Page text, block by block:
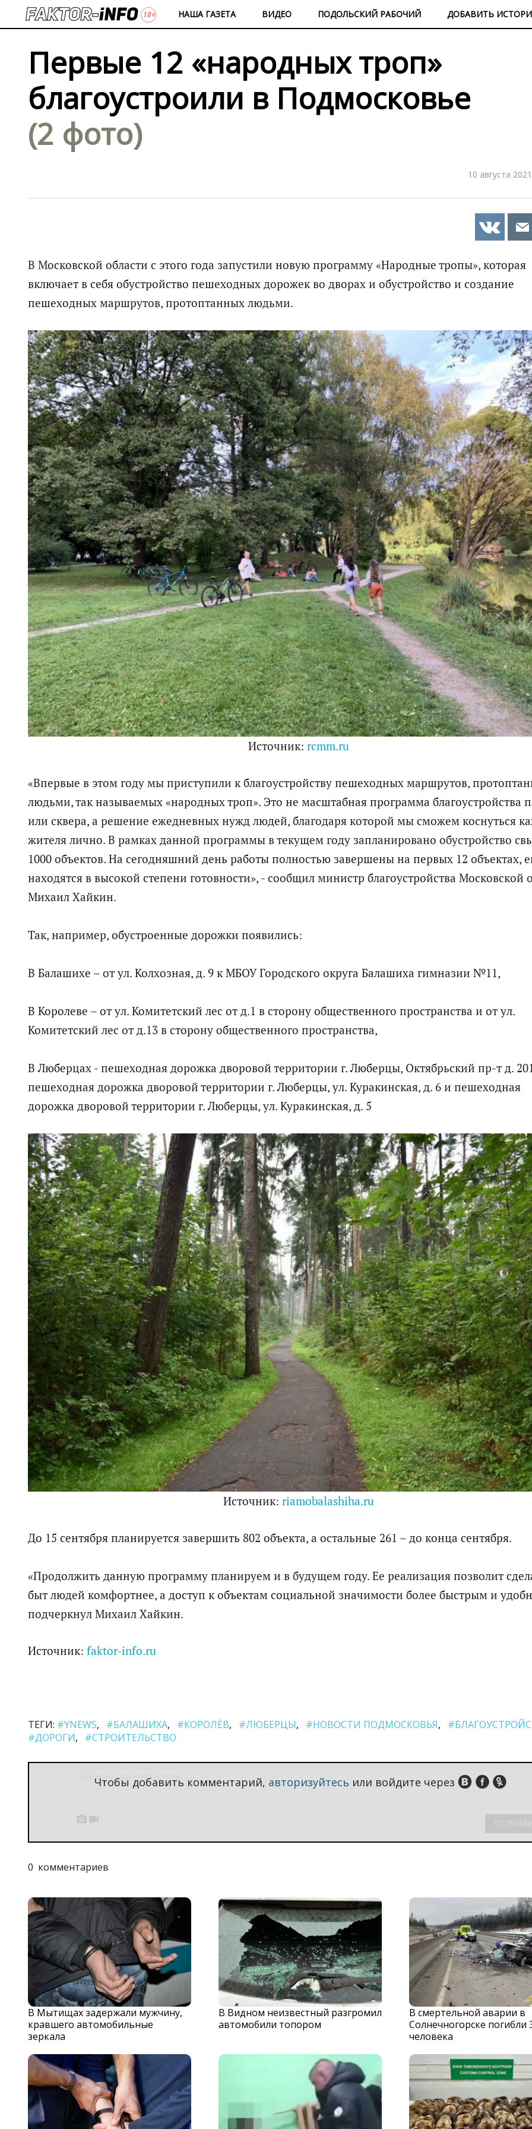
НАША ГАЗЕТА ВИДЕО ПОДОЛЬСКИЙ РАБОЧИЙ ДОБАВИТЬ
Первые 12 «народных троп»
благоустроили в Подмосковье
(2 фото)
10 августа
В Московской области с этого года запустили новую программу «Народные тропы», которая
включает в себя обустройство пешеходных дорожек во дворах и обустройство и создание
пешеходных маршрутов, протоптанных людьми.
Источник:rcmm.ru
«Впервые в этом году мы приступили к благоустройству пешеходных маршрутов,
людьми, так называемых «народных троп». Это не масштабная программа благоустройства
или сквера, а решение ежедневных нужд людей, благодаря которой мы сможем коснуться
жителя лично. В рамках данной программы в текущем году запланировано обустройство
1000 объектов. На сегодняшний день работы полностью завершены на первых 12 объектах,
находятся в высокой степени готовности», - сообщил министр благоустройства Московской
Михаил Хайкин.
Так, например, обустроенные дорожки появились:
В Балашихе – от ул. Колхозная, д. 9 к МБОУ Городского округа Балашиха гимназии №11,
В Королеве – от ул. Комитетский лес от д.1 в сторону общественного пространства и от ул.
Комитетский лес от д.13 в сторону общественного пространства,
В Люберцах - пешеходная дорожка дворовой территории г. Люберцы, Октябрьский пр-т д.
пешеходная дорожка дворовой территории г. Люберцы, ул. Куракинская, д. 6 и пешеходная
дорожка дворовой территории г. Люберцы, ул. Куракинская, д. 5
Источник:riamobalashiha.ru
До 15 сентября планируется завершить 802 объекта, а остальные 261 – до конца сентября.
«Продолжить данную программу планируем и в будущем году. Ее реализация позволит
быт людей комфортнее, а доступ к объектам социальной значимости более быстрым и
подчеркнул Михаил Хайкин.
Источник: faktor-info.ru
ТЕГИ: #YNEWS #БАЛАШИХА #КОРОЛЁВ #ЛЮБЕРЦЫ #НОВОСТИ ПОДМОСКОВЬЯ
#ДОРОГИ
#СТРОИТЕЛЬСТВО
Чтобы добавить комментарий, авторизуйтесь или войдите через
 
0 комментариев
В Мытищах задержали мужчину,
кравшего автомобильные
зеркала
В Видном неизвестный разгромил
автомобили топором
В смертельной аварии в
Солнечногорске погибли
человека